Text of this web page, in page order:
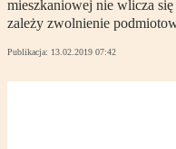
mieszkaniowej nie wlicza
zależy zwolnienie
Publikacja: 13.02.2019 07:42